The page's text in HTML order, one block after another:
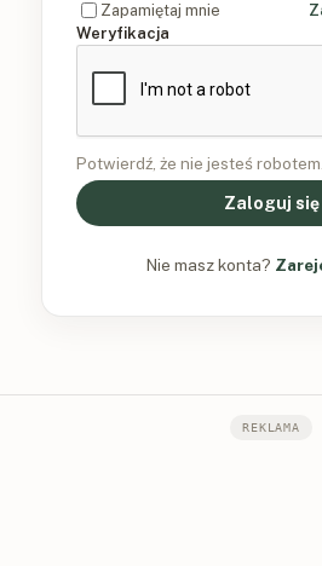
Zapamiętaj mnie
Weryfikacja
Potwierdź, że nie jesteś robotem.
Zaloguj się
Nie masz konta?
REKLAMA